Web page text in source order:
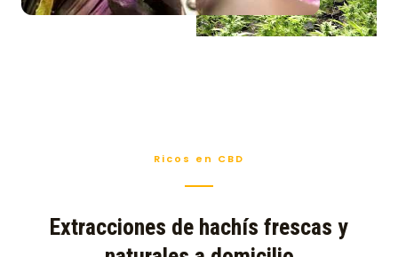
Ricos en CBD
Extracciones de hachís frescas y